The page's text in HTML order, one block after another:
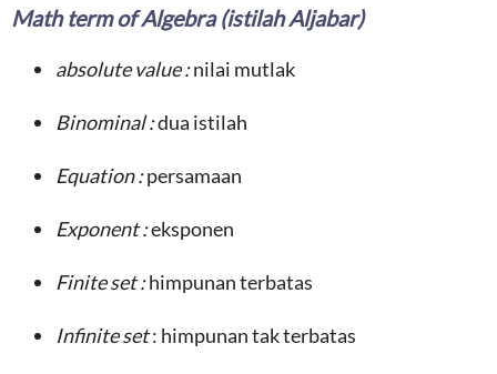
Math term of Algebra (istilah Aljabar)
absolute value :nilai mutlak
Binominal :dua istilah
Equation :persamaan
Exponent :eksponen
Finite set :himpunan terbatas
Infinite set: himpunan tak terbatas